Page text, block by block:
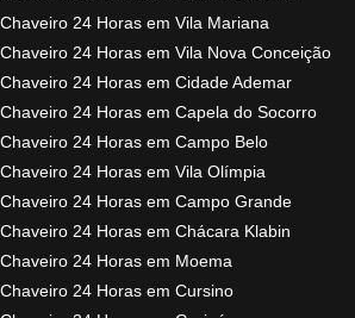
Chaveiro 24 Horas em Vila Mariana
Chaveiro 24 Horas em Vila Nova Conceição
Chaveiro 24 Horas em Cidade Ademar
Chaveiro 24 Horas em Capela do Socorro
Chaveiro 24 Horas em Campo Belo
Chaveiro 24 Horas em Vila Olímpia
Chaveiro 24 Horas em Campo Grande
Chaveiro 24 Horas em Chácara Klabin
Chaveiro 24 Horas em Moema
Chaveiro 24 Horas em Cursino